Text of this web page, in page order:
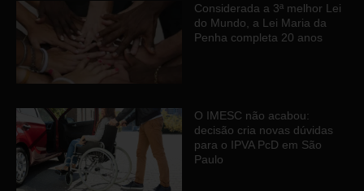
Considerada a 3ª melhor Lei
do Mundo, a Lei Maria da
Penha completa 20 anos
O IMESC não acabou:
decisão cria novas dúvidas
para o IPVA PcD em São
Paulo